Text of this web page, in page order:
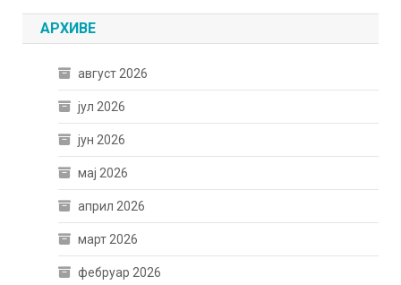
АРХИВЕ
август 2026
јул 2026
јун 2026
мај 2026
април 2026
март 2026
фебруар 2026